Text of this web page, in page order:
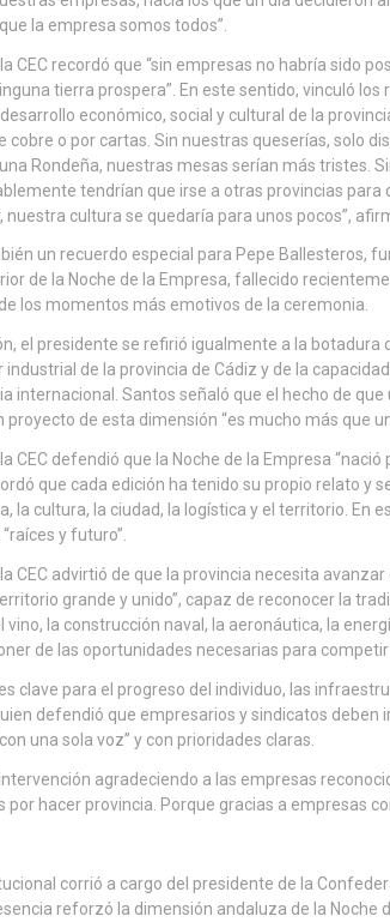
la empresa somos todos”.
CEC recordó que “sin empresas no habría sido
tierra prospera”. En este sentido, vinculó
económico, social y cultural de la
cobre o por cartas. Sin nuestras queserías, solo
Rondeña, nuestras mesas serían más tristes.
tendrían que irse a otras provincias para
nuestra cultura se quedaría para unos pocos”,
un recuerdo especial para Pepe Ballesteros,
de la Noche de la Empresa, fallecido
los momentos más emotivos de la ceremonia.
el presidente se refirió igualmente a la
industrial de la provincia de Cádiz y de la
internacional. Santos señaló que el hecho de
proyecto de esta dimensión “es mucho más que
CEC defendió que la Noche de la Empresa
que cada edición ha tenido su propio relato y
la cultura, la ciudad, la logística y el territorio. En
y futuro”.
CEC advirtió de que la provincia necesita
grande y unido”, capaz de reconocer la
vino, la construcción naval, la aeronáutica, la
de las oportunidades necesarias para
clave para el progreso del individuo, las
defendió que empresarios y sindicatos deben
una sola voz” y con prioridades claras.
agradeciendo a las empresas
por hacer provincia. Porque gracias a empresas
corrió a cargo del presidente de la
reforzó la dimensión andaluza de la Noche